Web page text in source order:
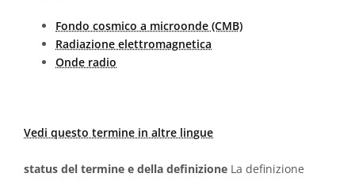
Fondo cosmico a microonde (CMB)
Radiazione elettromagnetica
Onde radio
Vedi questo termine in altre lingue
status del termine e della definizione La definizione